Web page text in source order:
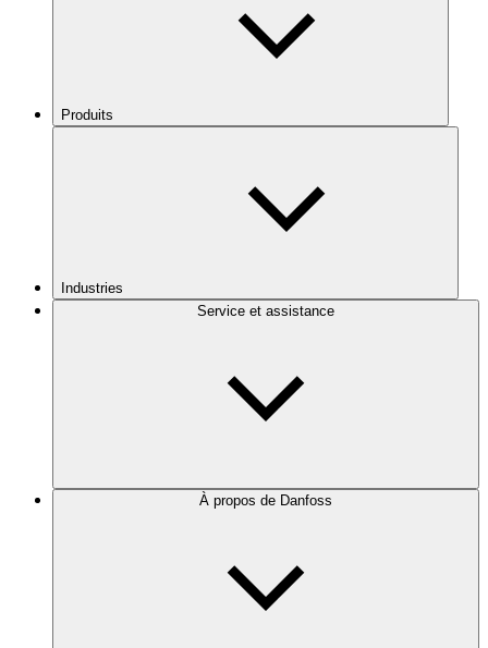
Produits
Industries
Service et assistance
À propos de Danfoss